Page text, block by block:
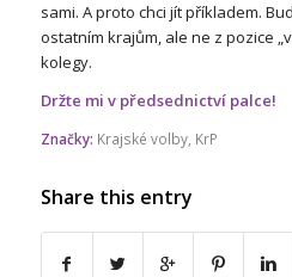
sami. A proto chci jít příkladem.
ostatním krajům, ale ne z pozice
kolegy.
Držte mi v předsednictví palce!
Značky: Krajské volby, KrP
Share this entry